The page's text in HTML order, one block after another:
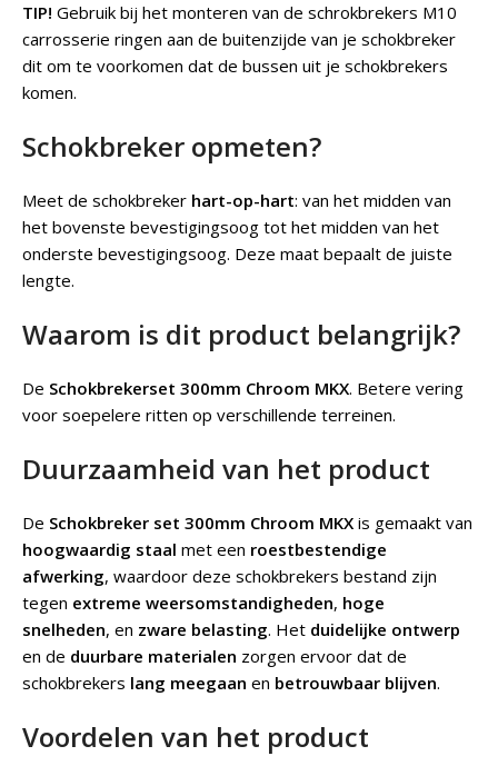
TIP! Gebruik bij het monteren van de schrokbrekers M10
carrosserie ringen aan de buitenzijde van je schokbreker
dit om te voorkomen dat de bussen uit je schokbrekers
komen.
Schokbreker opmeten?
Meet de schokbreker hart-op-hart: van het midden van
het bovenste bevestigingsoog tot het midden van het
onderste bevestigingsoog. Deze maat bepaalt de juiste
lengte.
Waarom is dit product belangrijk?
De Schokbrekerset 300mm Chroom MKX. Betere vering
voor soepelere ritten op verschillende terreinen.
Duurzaamheid van het product
De Schokbreker set 300mm Chroom MKX is gemaakt van
hoogwaardig staal met een roestbestendige
afwerking, waardoor deze schokbrekers bestand zijn
tegen extreme weersomstandigheden, hoge
snelheden, en zware belasting. Het duidelijke ontwerp
en de duurbare materialen zorgen ervoor dat de
schokbrekers lang meegaan en betrouwbaar blijven.
Voordelen van het product